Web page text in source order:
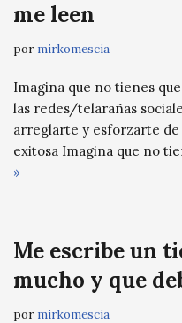
me leen
por mirkomescia
Imagina que no tienes
las redes/telarañas
arreglarte y esforzarte
exitosa Imagina que no
»
Me escribe un
mucho y que
por mirkomescia